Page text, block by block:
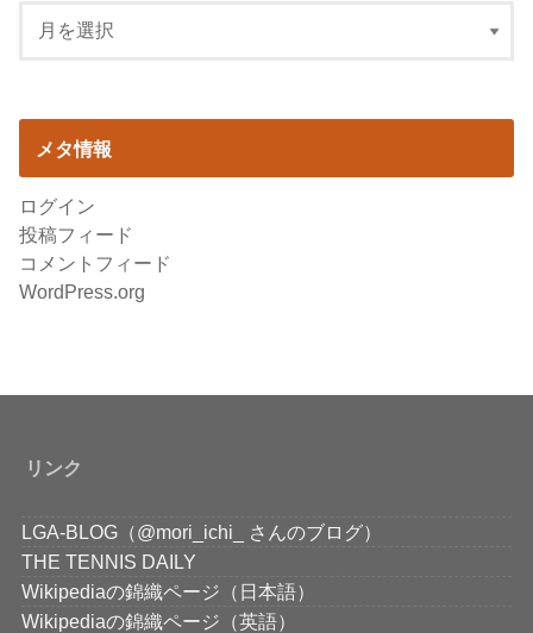
メタ情報
ログイン
投稿フィード
コメントフィード
WordPress.org
リンク
LGA-BLOG（@mori_ichi_ さんのブログ）
THE TENNIS DAILY
Wikipediaの錦織ページ（日本語）
Wikipediaの錦織ページ（英語）